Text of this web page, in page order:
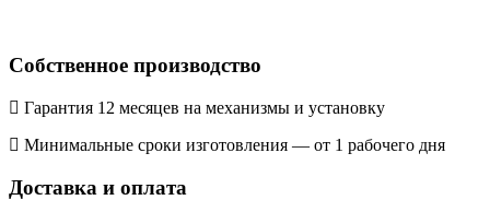
Собственное производство
Гарантия 12 месяцев на механизмы и установку
Минимальные сроки изготовления — от 1 рабочего дня
Доставка и оплата